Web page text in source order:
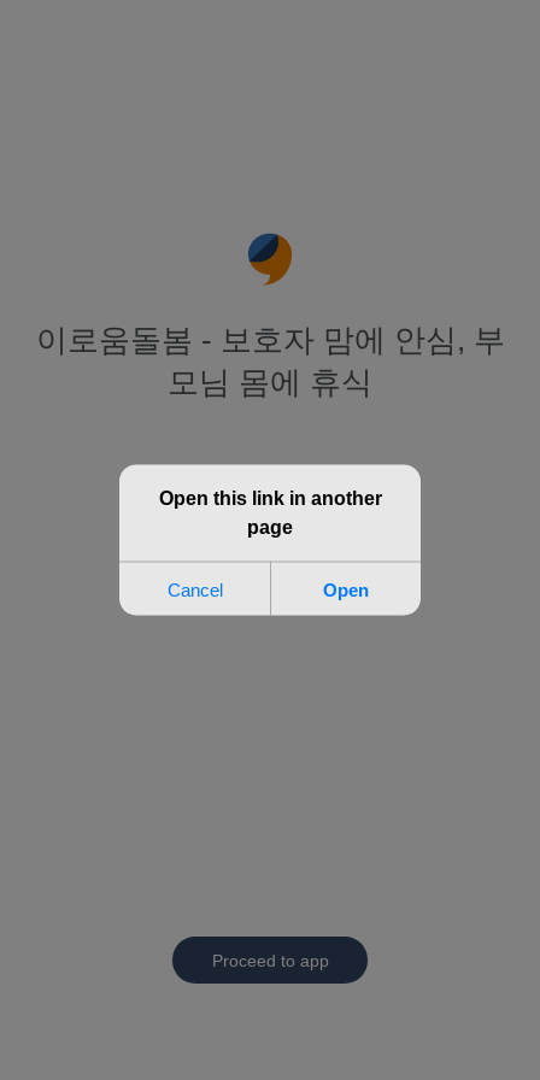
이로움돌봄 - 보호자 맘에 안심, 부
모님 몸에 휴식
Proceed to app